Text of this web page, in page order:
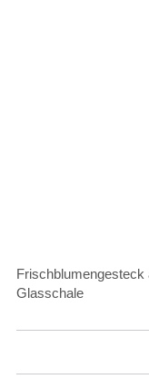
Frischblumengesteck
Glasschale